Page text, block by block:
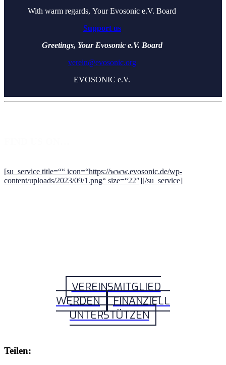
With warm regards, Your Evosonic e.V. Board
Support us
Greetings, Your Evosonic e.V. Board
verein@evosonic.org
EVOSONIC e.V.
[su_service title=““ icon=“https://www.evosonic.de/wp-
content/uploads/2023/09/1.png“ size=“22″][/su_service]
VEREINSMITGLIED
WERDEN
FINANZIELL
UNTERSTÜTZEN
Teilen: